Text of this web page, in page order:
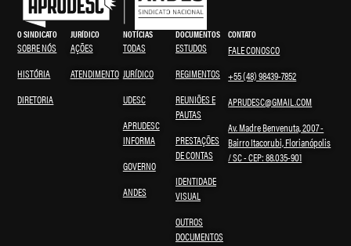
O SINDICATO
SOBRE NÓS
HISTÓRIA
DIRETORIA
JURÍDICO
AÇÕES
ATENDIMENTO
NOTÍCIAS
TODAS
JURÍDICO
UDESC
APRUDESC
INFORMA
GOVERNO
ANDES
DOCUMENTOS
ESTUDOS
REGIMENTOS
REUNIÕES E
PAUTAS
PRESTAÇÕES
DE CONTAS
IDENTIDADE
VISUAL
OUTROS
DOCUMENTOS
CONTATO
FALE CONOSCO
+55 (48) 98439-7852
APRUDESC@GMAIL.COM
Av. Madre Benvenuta, 2007 -
Bairro Itacorubi, Florianópolis
/ SC - CEP: 88.035-901